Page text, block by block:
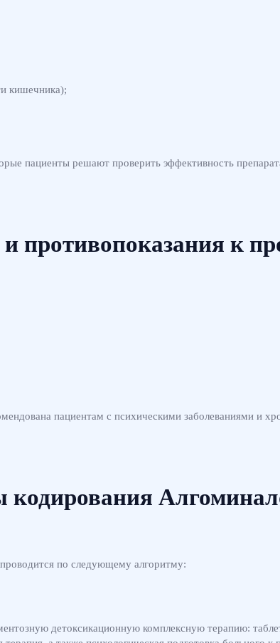
кишечника);
пациенты решают проверить эффективность
противопоказания к
пациентам с психическими заболеваниями и
кодирования
по следующему алгоритму:
детоксикационную комплексную терапию: